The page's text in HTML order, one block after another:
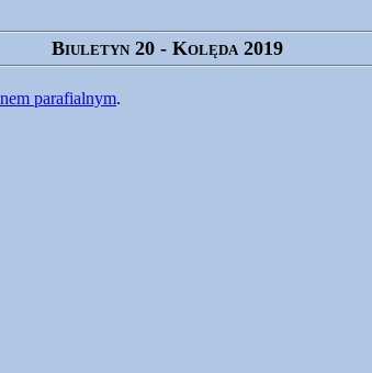
Biuletyn 20 - Kolęda 2019
parafialnym.